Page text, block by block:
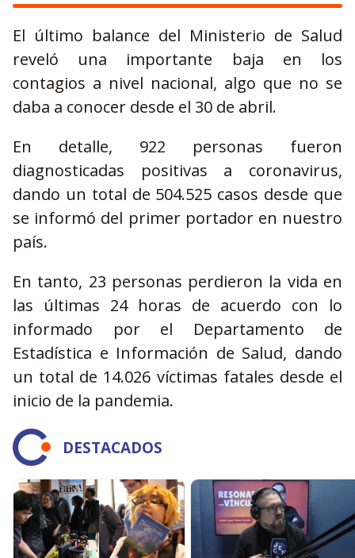
El último balance del Ministerio de Salud
reveló una importante baja en los
contagios a nivel nacional, algo que no se
daba a conocer desde el 30 de abril.
En detalle, 922 personas fueron
diagnosticadas positivas a coronavirus,
dando un total de 504.525 casos desde que
se informó del primer portador en nuestro
país.
En tanto, 23 personas perdieron la vida en
las últimas 24 horas de acuerdo con lo
informado por el Departamento de
Estadística e Información de Salud, dando
un total de 14.026 víctimas fatales desde el
inicio de la pandemia.
DESTACADOS